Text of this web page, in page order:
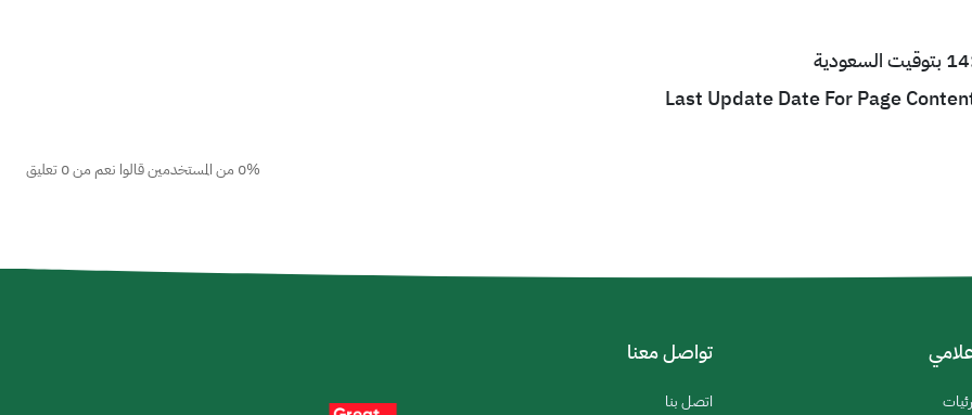
Last Update Date For Page
0% من المستخدمين قالوا نعم من 0 تعليق
تواصل معنا
اتصل بنا